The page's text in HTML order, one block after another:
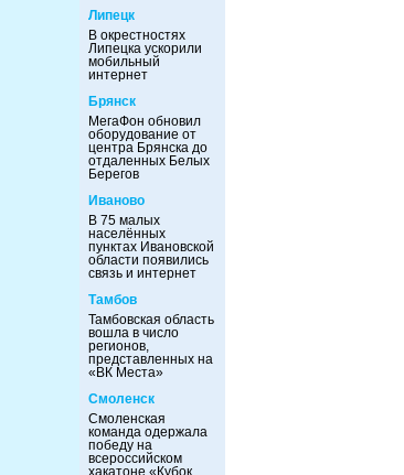
Липецк
В окрестностях
Липецка ускорили
мобильный
интернет
Брянск
МегаФон обновил
оборудование от
центра Брянска до
отдаленных Белых
Берегов
Иваново
В 75 малых
населённых
пунктах Ивановской
области появились
связь и интернет
Тамбов
Тамбовская область
вошла в число
регионов,
представленных на
«ВК Места»
Смоленск
Смоленская
команда одержала
победу на
всероссийском
хакатоне «Кубок